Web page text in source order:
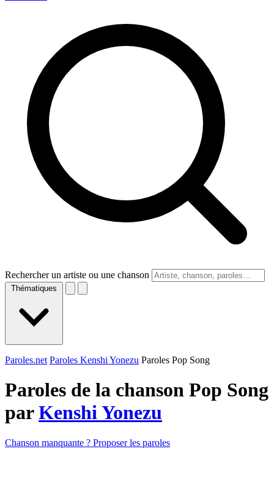
Rechercher un artiste ou une chanson
Thématiques
Paroles.net Paroles Kenshi Yonezu Paroles Pop Song
Paroles de la chanson Pop Song
parKenshi Yonezu
Chanson manquante ? Proposer les paroles